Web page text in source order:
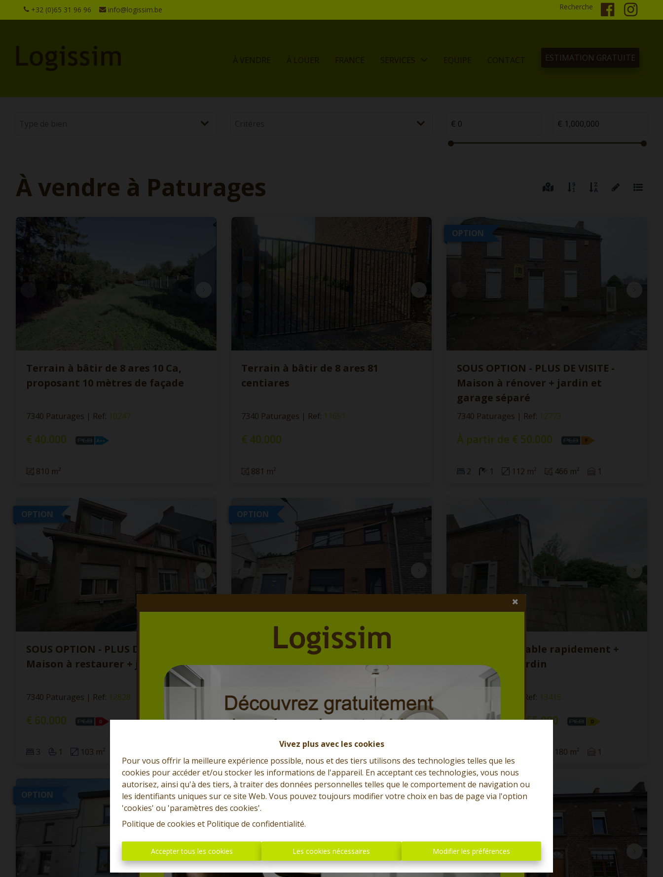
Vivez plus avec les cookies
Pour vous offrir la meilleure expérience possible, nous et des tiers utilisons des technologies telles que les
cookies pour accéder et/ou stocker les informations de l'appareil. En acceptant ces technologies, vous nous
autorisez, ainsi qu'à des tiers, à traiter des données personnelles telles que le comportement de navigation ou
les identifiants uniques sur ce site Web. Vous pouvez toujours modifier votre choix en bas de page via l'option
'cookies' ou 'paramètres des cookies'.
Politique de cookies et Politique de confidentialité.
Accepter tous les cookies Les cookies nécessaires Modifier les préférences
+32 (0)65 31 96 96 info@logissim.be Recherche
À VENDRE À LOUER FRANCE SERVICES EQUIPE CONTACT ESTIMATION GRATUITE
À vendre à Paturages
Terrain à bâtir de 8 ares 10 Ca,
proposant 10 mètres de façade
7340 Paturages | Ref: 10247
€ 40.000
810 m²
Terrain à bâtir de 8 ares 81
centiares
7340 Paturages | Ref: 11651
€ 40.000
881 m²
OPTION
SOUS OPTION - PLUS DE VISITE -
Maison à rénover + jardin et
garage séparé
7340 Paturages | Ref: 12773
À partir de € 50.000
2 1 112 m² 466 m² 1
OPTION
SOUS OPTION - PLUS DE VISITE -
Maison à restaurer + jardin
7340 Paturages | Ref: 12828
€ 60.000
3 1 103 m²
OPTION
SOUS OPTION - PLUS DE VISITE -
Maison à rénover + garage et
7340 Paturages | Ref 13315
À partir de € 70.000
Maison habitable rapidement +
terrasse et jardin
Ref: 13415
À partir de € 155.000
180 m² 1
OPTION OPTION OPTION